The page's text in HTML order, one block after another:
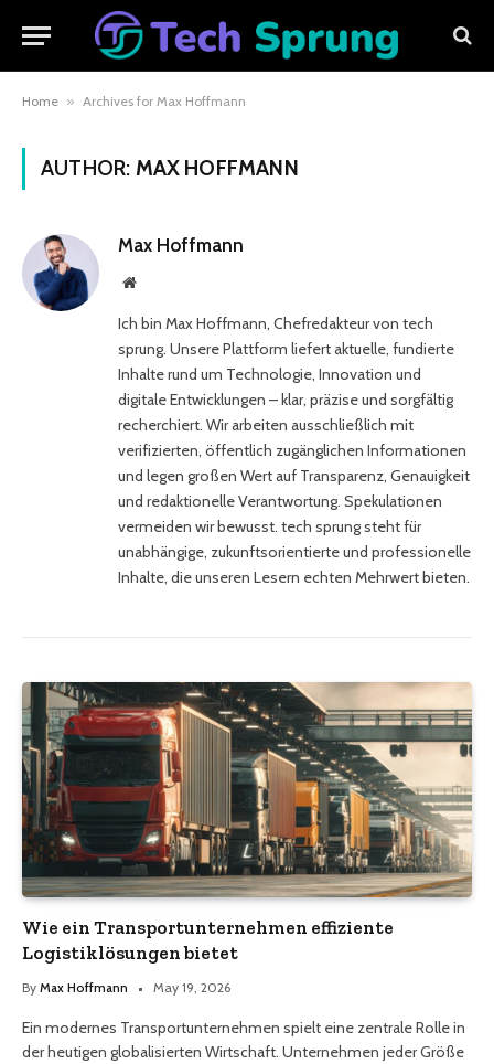
Home » Archives for Max Hoffmann
AUTHOR: MAX HOFFMANN
Max Hoffmann
Website
Ich bin Max Hoffmann, Chefredakteur von tech
sprung. Unsere Plattform liefert aktuelle, fundierte
Inhalte rund um Technologie, Innovation und
digitale Entwicklungen – klar, präzise und sorgfältig
recherchiert. Wir arbeiten ausschließlich mit
verifizierten, öffentlich zugänglichen Informationen
und legen großen Wert auf Transparenz, Genauigkeit
und redaktionelle Verantwortung. Spekulationen
vermeiden wir bewusst. tech sprung steht für
unabhängige, zukunftsorientierte und professionelle
Inhalte, die unseren Lesern echten Mehrwert bieten.
Wie ein Transportunternehmen effiziente
Logistiklösungen bietet
By Max Hoffmann May 19, 2026
Ein modernes Transportunternehmen spielt eine zentrale Rolle in
der heutigen globalisierten Wirtschaft. Unternehmen jeder Größe